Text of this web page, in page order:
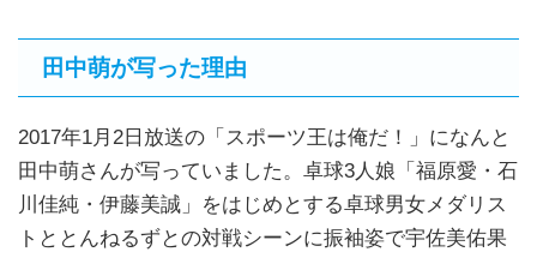
田中萌が写った理由
2017年1月2日放送の「スポーツ王は俺だ！」になんと
田中萌さんが写っていました。卓球3人娘「福原愛・石
川佳純・伊藤美誠」をはじめとする卓球男女メダリス
トととんねるずとの対戦シーンに振袖姿で宇佐美佑果